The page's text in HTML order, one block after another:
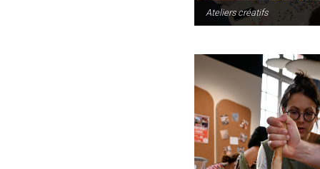
Ateliers créatifs